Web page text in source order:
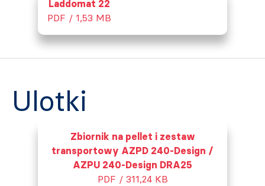
Laddomat 22
PDF / 1,53 MB
Ulotki
Zbiornik na pellet i zestaw
transportowy AZPD 240-Design /
AZPU 240-Design DRA25
PDF / 311,24 KB